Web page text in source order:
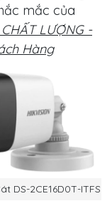
mắc của
LƯỢNG -
Hàng
DS-2CE16D0T-ITFS